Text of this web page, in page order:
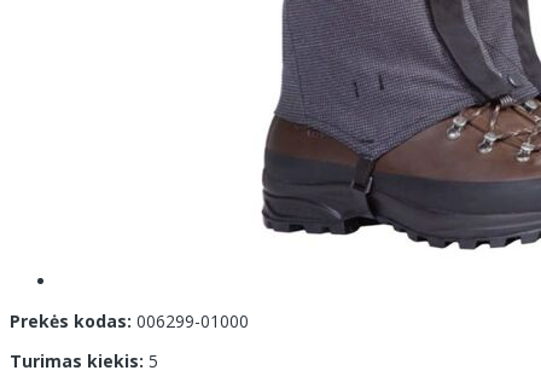
Prekės kodas: 006299-01000
Turimas kiekis: 5